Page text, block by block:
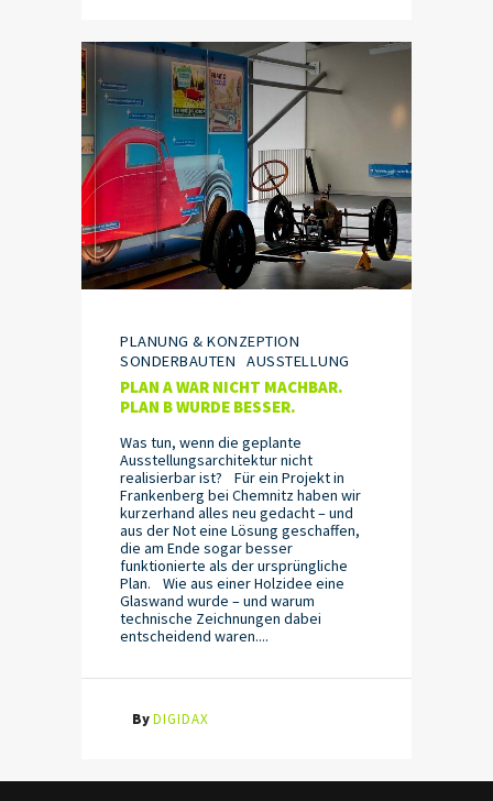
PLANUNG & KONZEPTION
SONDERBAUTEN
AUSSTELLUNG
PLAN A WAR NICHT MACHBAR.
PLAN B WURDE BESSER.
Was tun, wenn die geplante
Ausstellungsarchitektur nicht
realisierbar ist? Für ein Projekt in
Frankenberg bei Chemnitz haben wir
kurzerhand alles neu gedacht – und
aus der Not eine Lösung geschaffen,
die am Ende sogar besser
funktionierte als der ursprüngliche
Plan. Wie aus einer Holzidee eine
Glaswand wurde – und warum
technische Zeichnungen dabei
entscheidend waren....
ByDIGIDAX